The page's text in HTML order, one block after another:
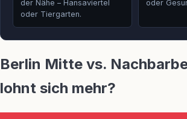
der Nähe – Hansaviertel
oder Tiergarten.
oder
Berlin Mitte vs.
lohnt sich mehr?